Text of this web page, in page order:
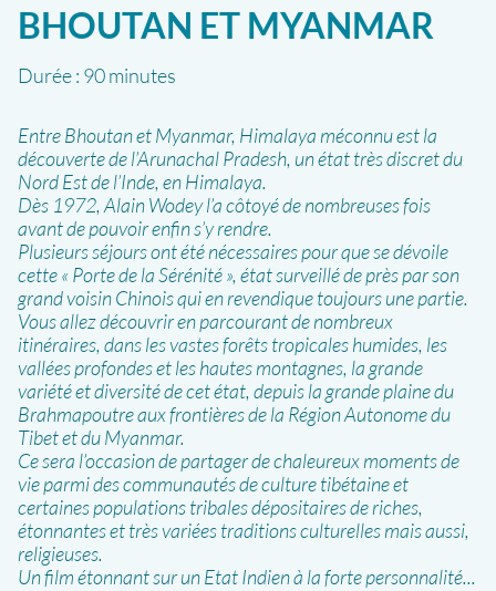
BHOUTAN ET MYANMAR
Durée : 90 minutes
Entre Bhoutan et Myanmar, Himalaya méconnu est la
découverte de l’Arunachal Pradesh, un état très discret du
Nord Est de l’Inde, en Himalaya.
Dès 1972, Alain Wodey l’a côtoyé de nombreuses fois
avant de pouvoir enfin s’y rendre.
Plusieurs séjours ont été nécessaires pour que se dévoile
cette « Porte de la Sérénité », état surveillé de près par son
grand voisin Chinois qui en revendique toujours une partie.
Vous allez découvrir en parcourant de nombreux
itinéraires, dans les vastes forêts tropicales humides, les
vallées profondes et les hautes montagnes, la grande
variété et diversité de cet état, depuis la grande plaine du
Brahmapoutre aux frontières de la Région Autonome du
Tibet et du Myanmar.
Ce sera l’occasion de partager de chaleureux moments de
vie parmi des communautés de culture tibétaine et
certaines populations tribales dépositaires de riches,
étonnantes et très variées traditions culturelles mais aussi,
religieuses.
Un film étonnant sur un Etat Indien à la forte personnalité...